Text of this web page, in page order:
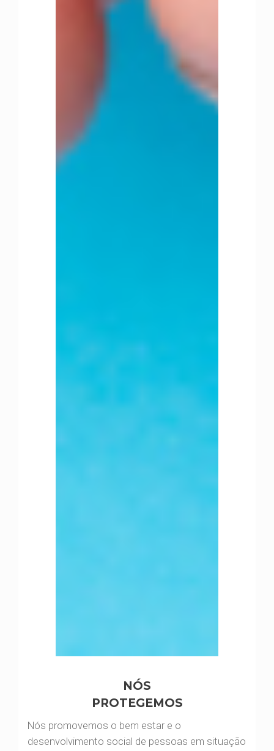
NÓS
PROTEGEMOS
Nós promovemos o bem estar e o
desenvolvimento social de pessoas em situação